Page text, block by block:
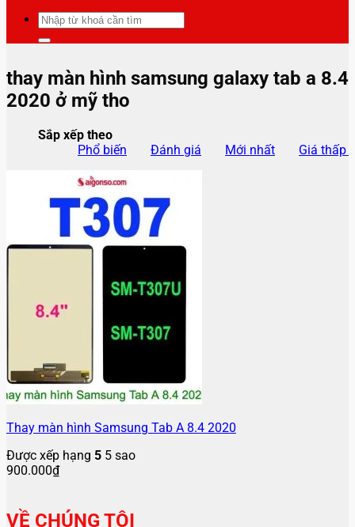
Tìm
kiếm:
thay màn hình samsung galaxy tab a 8.4
2020 ở mỹ tho
Sắp xếp theo
Phổ biến
Đánh giá Mới nhất Giá thấp
Thay màn hình Samsung Tab A 8.4 2020
Được xếp hạng 5 5 sao
900.000₫
VỀ CHÚNG TÔI